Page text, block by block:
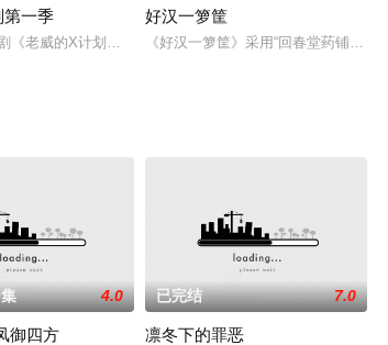
店名所吸引进入酒店，被
还是老朋友，生活内容新演绎
第一季
《老威的X计划》的主人翁，他是一个普通而又可爱的小人
好汉一箩筐
《好汉一箩筐》采用“回春堂药铺”作
4.0
御四方
已完结 7.0
凛冬下的罪恶